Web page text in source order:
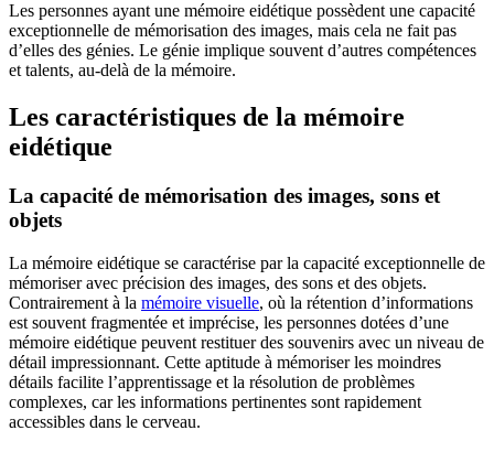
Les personnes ayant une mémoire eidétique possèdent une capacité
exceptionnelle de mémorisation des images, mais cela ne fait pas
d’elles des génies. Le génie implique souvent d’autres compétences
et talents, au-delà de la mémoire.
Les caractéristiques de la mémoire
eidétique
La capacité de mémorisation des images, sons et
objets
La mémoire eidétique se caractérise par la capacité exceptionnelle de
mémoriser avec précision des images, des sons et des objets.
Contrairement à la mémoire visuelle, où la rétention d’informations
est souvent fragmentée et imprécise, les personnes dotées d’une
mémoire eidétique peuvent restituer des souvenirs avec un niveau de
détail impressionnant. Cette aptitude à mémoriser les moindres
détails facilite l’apprentissage et la résolution de problèmes
complexes, car les informations pertinentes sont rapidement
accessibles dans le cerveau.